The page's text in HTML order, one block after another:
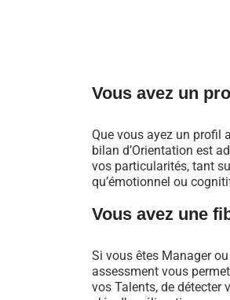
Vous avez un
Que vous ayez un profil
bilan d’Orientation est
vos particularités, tant
qu’émotionnel ou
Vous avez une
Si vous êtes Manager
assessment vous
vos Talents, de détecter